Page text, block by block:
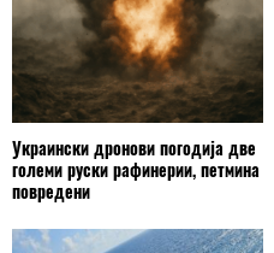
Украински дронови погодија две
големи руски рафинерии, петмина
повредени